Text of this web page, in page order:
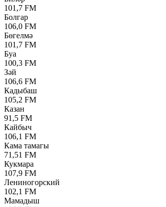
101,7 FM
Болгар
106,0 FM
Бөгелмә
101,7 FM
Буа
100,3 FM
Зәй
106,6 FM
Кадыбаш
105,2 FM
Казан
91,5 FM
Кайбыч
106,1 FM
Кама тамагы
71,51 FM
Кукмара
107,9 FM
Лениногорский
102,1 FM
Мамадыш